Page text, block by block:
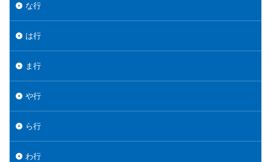
な行
は行
ま行
や行
ら行
わ行